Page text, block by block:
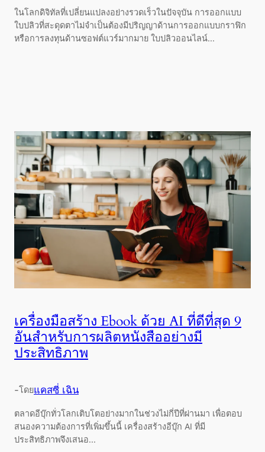
ในโลกดิจิทัลที่เปลี่ยนแปลงอย่างรวดเร็วในปัจจุบัน การออกแบบ
ใบปลิวที่สะดุดตาไม่จำเป็นต้องมีปริญญาด้านการออกแบบกราฟิก
หรือการลงทุนด้านซอฟต์แวร์มากมาย ใบปลิวออนไลน์...
เครื่องมือสร้าง Ebook ด้วย AI ที่ดีที่สุด 9
อันสำหรับการผลิตหนังสืออย่างมี
ประสิทธิภาพ
-โดยแคสซี่ เฉิน
ตลาดอีบุ๊กทั่วโลกเติบโตอย่างมากในช่วงไม่กี่ปีที่ผ่านมา เพื่อตอบ
สนองความต้องการที่เพิ่มขึ้นนี้ เครื่องสร้างอีบุ๊ก AI ที่มี
ประสิทธิภาพจึงเสนอ...